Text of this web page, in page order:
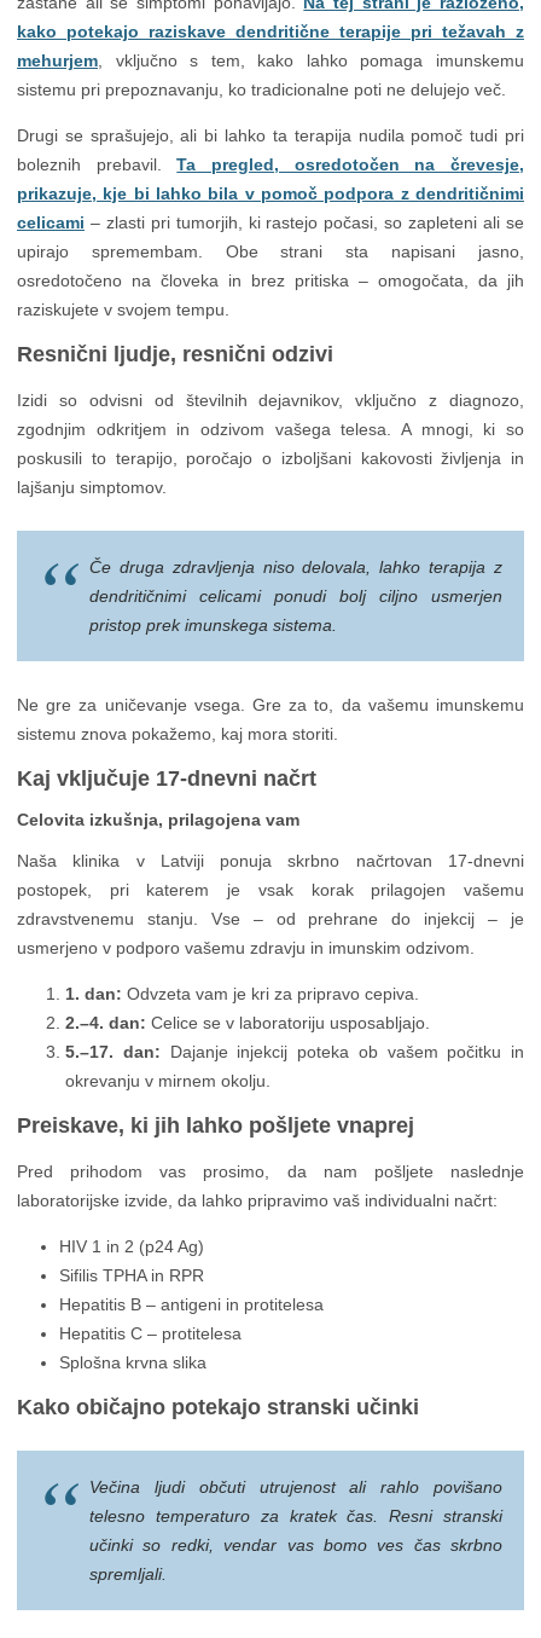
kako potekajo raziskave dendritične terapije pri težavah z
mehurjem , vključno s tem, kako lahko pomaga imunskemu
sistemu pri prepoznavanju, ko tradicionalne poti ne delujejo več.
Drugi se sprašujejo, ali bi lahko ta terapija nudila pomoč tudi pri
boleznih prebavil.Ta pregled, osredotočen na črevesje,
prikazuje, kje bi lahko bila v pomoč podpora z dendritičnimi
celicami – zlasti pri tumorjih, ki rastejo počasi, so zapleteni ali se
upirajo spremembam. Obe strani sta napisani jasno,
osredotočeno na človeka in brez pritiska – omogočata, da jih
raziskujete v svojem tempu.
Resnični ljudje, resnični odzivi
Izidi so odvisni od številnih dejavnikov, vključno z diagnozo,
zgodnjim odkritjem in odzivom vašega telesa. A mnogi, ki so
poskusili to terapijo, poročajo o izboljšani kakovosti življenja in
lajšanju simptomov.
Če druga zdravljenja niso delovala, lahko terapija z
dendritičnimi celicami ponudi bolj ciljno usmerjen
pristop prek imunskega sistema.
Ne gre za uničevanje vsega. Gre za to, da vašemu imunskemu
sistemu znova pokažemo, kaj mora storiti.
Kaj vključuje 17-dnevni načrt
Celovita izkušnja, prilagojena vam
Naša klinika v Latviji ponuja skrbno načrtovan 17-dnevni
postopek, pri katerem je vsak korak prilagojen vašemu
zdravstvenemu stanju. Vse – od prehrane do injekcij – je
usmerjeno v podporo vašemu zdravju in imunskim odzivom.
1. dan: Odvzeta vam je kri za pripravo cepiva.
2.–4. dan: Celice se v laboratoriju usposabljajo.
5.–17. dan: Dajanje injekcij poteka ob vašem počitku in
okrevanju v mirnem okolju.
Preiskave, ki jih lahko pošljete vnaprej
Pred prihodom vas prosimo, da nam pošljete naslednje
laboratorijske izvide, da lahko pripravimo vaš individualni načrt:
HIV 1 in 2 (p24 Ag)
Sifilis TPHA in RPR
Hepatitis B – antigeni in protitelesa
Hepatitis C – protitelesa
Splošna krvna slika
Kako običajno potekajo stranski učinki
Večina ljudi občuti utrujenost ali rahlo povišano
telesno temperaturo za kratek čas. Resni stranski
učinki so redki, vendar vas bomo ves čas skrbno
spremljali.